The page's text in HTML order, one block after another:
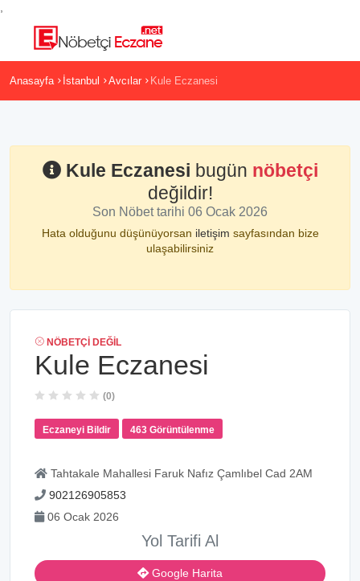
Anasayfa İstanbul Avcılar Kule Eczanesi
Kule Eczanesi bugün nöbetçi
değildir!
Son Nöbet tarihi 06 Ocak 2026
Hata olduğunu düşünüyorsan iletişim sayfasından bize
ulaşabilirsiniz
NÖBETÇI DEĞIL
Kule Eczanesi
(0)
Eczaneyi Bildir 463 Görüntülenme
Tahtakale Mahallesi Faruk Nafız Çamlıbel Cad 2AM
902126905853
06 Ocak 2026
Yol Tarifi Al
Google Harita